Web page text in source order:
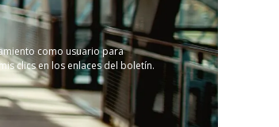
como usuario para
clics en los enlaces del boletín.